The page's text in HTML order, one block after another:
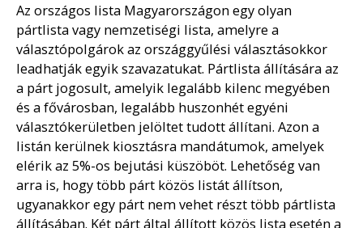
Az országos lista Magyarországon egy olyan
pártlista vagy nemzetiségi lista, amelyre a
választópolgárok az országgyűlési választásokkor
leadhatják egyik szavazatukat. Pártlista állítására az
a párt jogosult, amelyik legalább kilenc megyében
és a fővárosban, legalább huszonhét egyéni
választókerületben jelöltet tudott állítani. Azon a
listán kerülnek kiosztásra mandátumok, amelyek
elérik az 5%-os bejutási küszöböt. Lehetőség van
arra is, hogy több párt közös listát állítson,
ugyanakkor egy párt nem vehet részt több pártlista
állításában. Két párt által állított közös lista esetén a